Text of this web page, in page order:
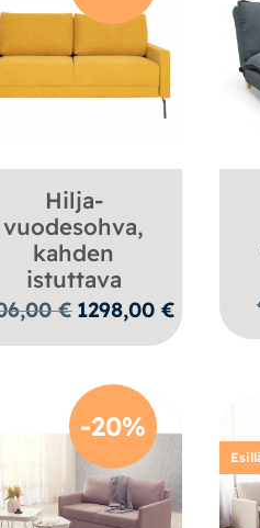
Hilja-
vuodesohva,
kahden
istuttava
€ Alkuperäinen
1298,00 €Nykyinen
hinta
-20%